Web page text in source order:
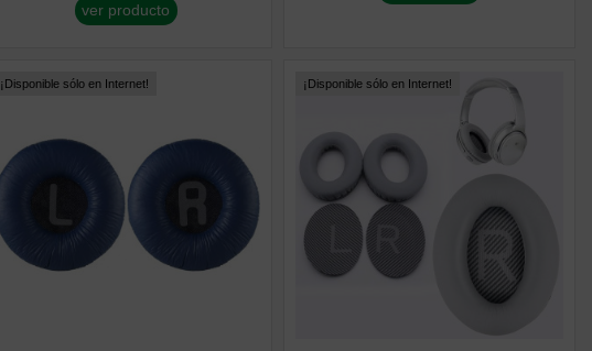
ver producto
¡Disponible sólo en Internet! ¡Disponible sólo en Internet!